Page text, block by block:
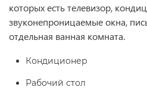
которых есть телевизор,
звуконепроницаемые окна,
отдельная ванная комната.
Кондиционер
Рабочий стол